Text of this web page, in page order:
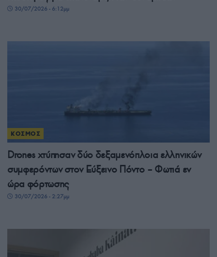
30/07/2026 - 6:12μμ
ΚΟΣΜΟΣ
Drones χτύπησαν δύο δεξαμενόπλοια ελληνικών
συμφερόντων στον Εύξεινο Πόντο – Φωτιά εν
ώρα φόρτωσης
30/07/2026 - 2:27μμ